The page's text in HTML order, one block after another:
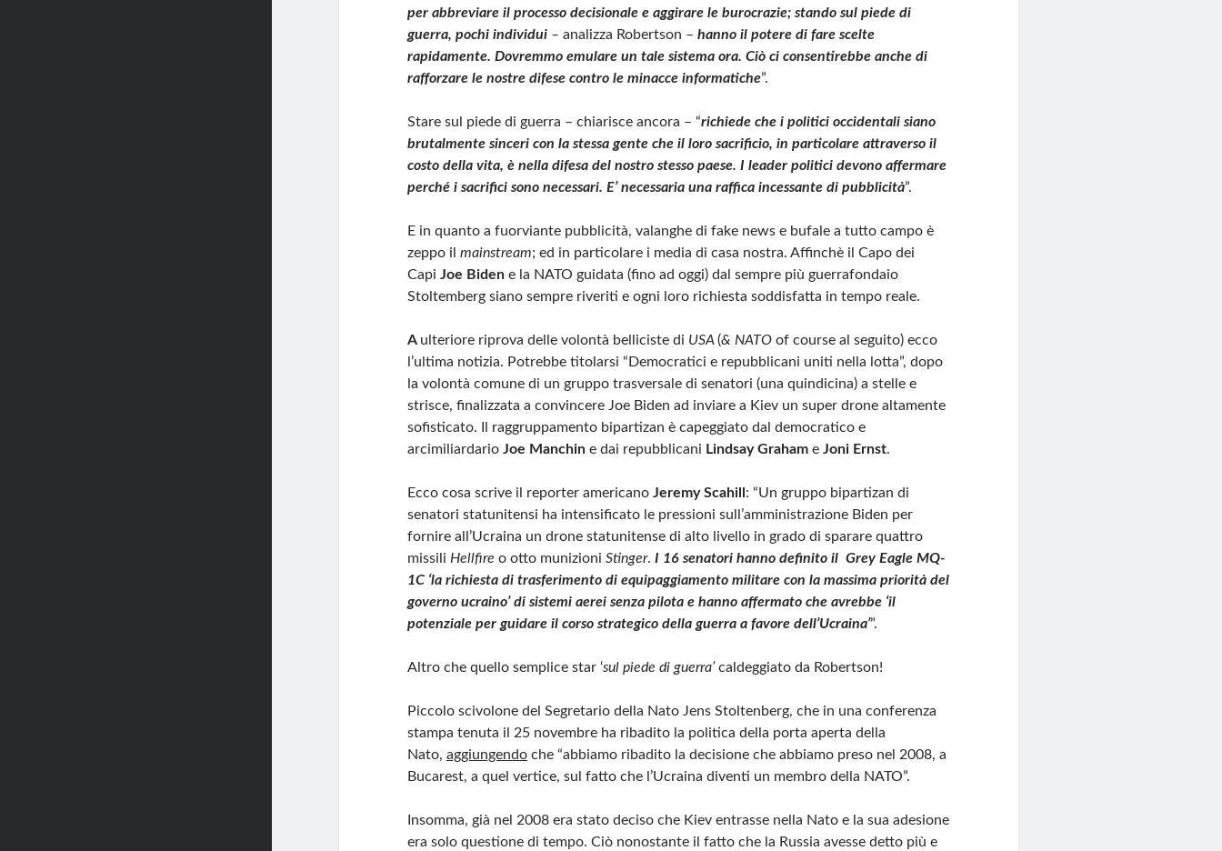
per abbreviare il processo decisionale e aggirare le burocrazie; stando sul piede di
guerra, pochi individui –analizza Robertson – hanno il potere di fare scelte
rapidamente. Dovremmo emulare un tale sistema ora. Ciò ci consentirebbe anche di
rafforzare le nostre difese contro le minacce informatiche”.
Stare sul piede di guerra – chiarisce ancora – “richiede che i politici occidentali siano
brutalmente sinceri con la stessa gente che il loro sacrificio, in particolare attraverso il
costo della vita, è nella difesa del nostro stesso paese. I leader politici devono affermare
perché i sacrifici sono necessari. E’ necessaria una raffica incessante di pubblicità”.
E in quanto a fuorviante pubblicità, valanghe di fake news e bufale a tutto campo è
zeppo ilmainstream; ed in particolare i media di casa nostra. Affinchè il Capo dei
CapiJoe Biden e la NATO guidata (fino ad oggi) dal sempre più guerrafondaio
Stoltemberg siano sempre riveriti e ogni loro richiesta soddisfatta in tempo reale.
A ulteriore riprova delle volontà belliciste di USA(& NATO of course al seguito) ecco
l’ultima notizia. Potrebbe titolarsi “Democratici e repubblicani uniti nella lotta”, dopo
la volontà comune di un gruppo trasversale di senatori (una quindicina) a stelle e
strisce, finalizzata a convincere Joe Biden ad inviare a Kiev un super drone altamente
sofisticato. Il raggruppamento bipartizan è capeggiato dal democratico e
arcimiliardarioJoe Manchin e dai repubblicani Lindsay Grahame Joni Ernst.
Ecco cosa scrive il reporter americanoJeremy Scahill : “Un gruppo bipartizan di
senatori statunitensi ha intensificato le pressioni sull’amministrazione Biden per
fornire all’Ucraina un drone statunitense di alto livello in grado di sparare quattro
missiliHellfire o otto munizioniStinger.I 16 senatori hanno definito il Grey Eagle MQ-
1C ‘la richiesta di trasferimento di equipaggiamento militare con la massima priorità del
governo ucraino’ di sistemi aerei senza pilota e hanno affermato che avrebbe ‘il
potenziale per guidare il corso strategico della guerra a favore dell’Ucraina’”.
Altro che quello semplice star ‘sul piede di guerra’caldeggiato da Robertson!
Piccolo scivolone del Segretario della Nato Jens Stoltenberg, che in una conferenza
stampa tenuta il 25 novembre ha ribadito la politica della porta aperta della
Nato,aggiungendo che “abbiamo ribadito la decisione che abbiamo preso nel 2008, a
Bucarest, a quel vertice, sul fatto che l’Ucraina diventi un membro della NATO”.
Insomma, già nel 2008 era stato deciso che Kiev entrasse nella Nato e la sua adesione
era solo questione di tempo. Ciò nonostante il fatto che la Russia avesse detto più e